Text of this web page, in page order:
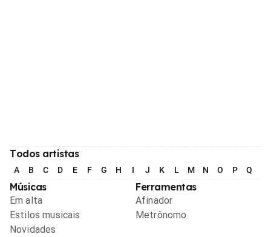
Todos artistas
A B C D E F G H I J K L M N O P Q
Músicas
Em alta
Estilos musicais
Novidades
Ferramentas
Afinador
Metrônomo